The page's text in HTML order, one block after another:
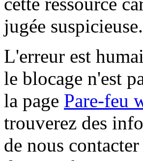
jugée suspicieuse.
L'erreur est
le blocage n'est
la page Pare-feu
trouverez des
de nous